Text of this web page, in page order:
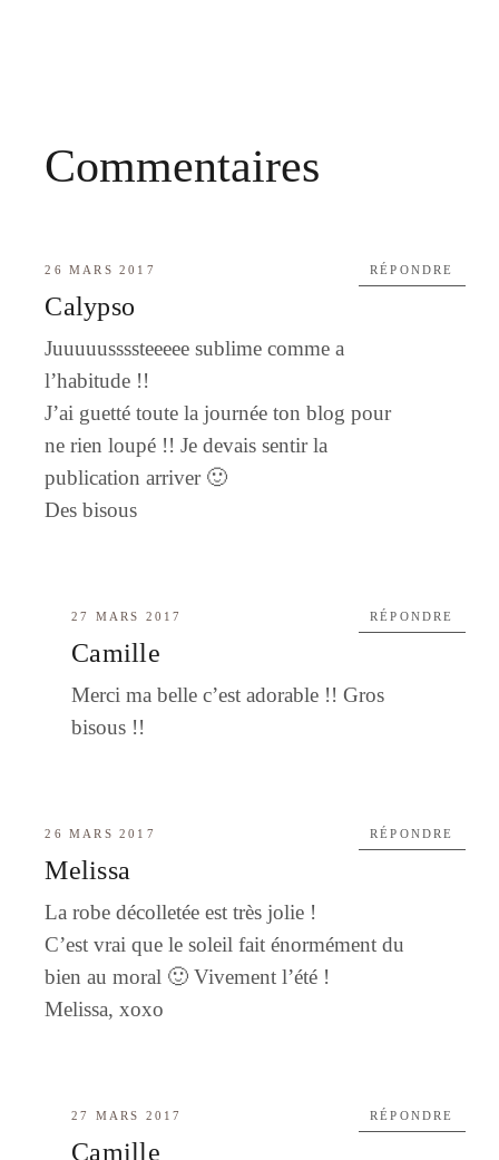
Commentaires
26 MARS 2017
Calypso
Juuuuussssteeeee sublime comme a
l’habitude !!
J’ai guetté toute la journée ton blog pour
ne rien loupé !! Je devais sentir la
publication arriver 🙂
Des bisous
RÉPONDRE
27 MARS 2017
Camille
Merci ma belle c’est adorable !! Gros
bisous !!
RÉPONDRE
26 MARS 2017
Melissa
La robe décolletée est très jolie !
C’est vrai que le soleil fait énormément du
bien au moral 🙂 Vivement l’été !
Melissa, xoxo
RÉPONDRE
27 MARS 2017
Camille
RÉPONDRE